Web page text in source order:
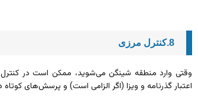
8.کنترل مرزی
وقتی وارد منطقه شینگن می‌شوید، ممکن است در
اعتبار گذرنامه و ویزا (اگر الزامی است) و پرسش‌های